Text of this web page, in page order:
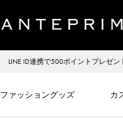
LINE ID連携で500ポイントプレゼン
ファッショングッズ カ